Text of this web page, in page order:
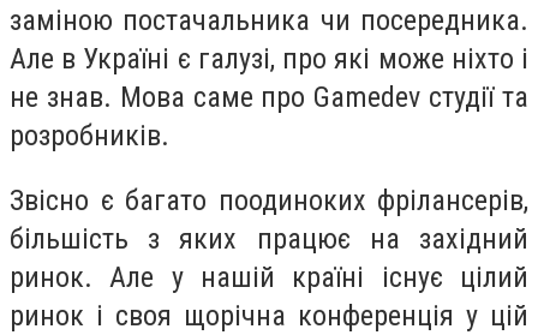
заміною постачальника чи посередника.
Але в Україні є галузі, про які може ніхто і
не знав. Мова саме про Gamedev студії та
розробників.
Звісно є багато поодиноких фрілансерів,
більшість з яких працює на західний
ринок. Але у нашій країні існує цілий
ринок і своя щорічна конференція у цій